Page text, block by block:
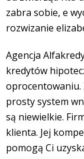
zabra sobie, e
rozwizanie
Agencja
kredytów
oprocentowaniu.
prosty system
są niewielkie.
klienta. Jej
pomogą Ci